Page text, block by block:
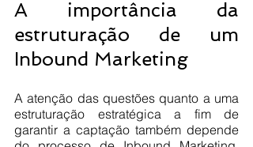
A importância da
estruturação de um
Inbound Marketing
A atenção das questões quanto a uma
estruturação estratégica a fim de
garantir a captação também depende